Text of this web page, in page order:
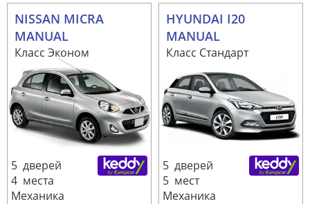
NISSAN MICRA
MANUAL
Класс Эконом
5 дверей
4 места
Механика
HYUNDAI I20
MANUAL
Класс Стандарт
5 дверей
5 мест
Механика